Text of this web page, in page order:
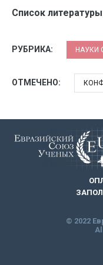
Список
РУБРИКА: НАУКИ
ОТМЕЧЕНО:
© 2022